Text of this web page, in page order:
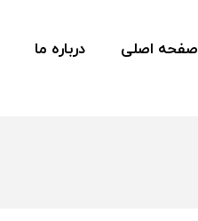
صفحه اصلی درباره ما